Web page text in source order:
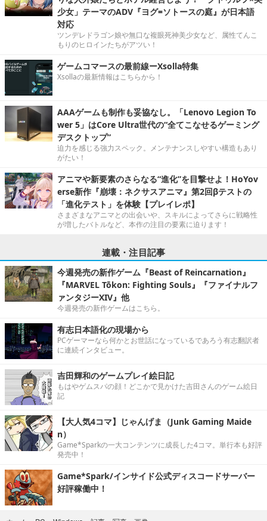
少女」テーマのADV『ヨグ=ソトースの庭』が日本語
対応
ツンデレドラゴン娘や無口な複眼死神美少女など、属性てんこ
もりのヒロインたちがアツい！
ゲームコマースの最前線ーXsolla特集
Xsollaの最新情報はこちらから！
AAAゲームも制作も妥協なし。「Lenovo Legion To
wer 5」はCore Ultra世代の“全てこなせるゲーミング
デスクトップ”
迫力を感じる強力スペック。メンテナンスしやすい構造もあり
がたい！
アニマや新要素のさらなる“進化”を目撃せよ！HoYov
erse新作『崩壊：ネクサスアニマ』第2回βテストの
「進化テスト」を体験【プレイレポ】
さまざまなアニマとの出会いや、スキルによってさらに戦略性
が増したバトルなど、本作の注目の要素に迫ります！
連載・注目記事
今週発売の新作ゲーム『Beast of Reincarnation』
『MARVEL Tōkon: Fighting Souls』『ファイナルフ
ァンタジーXIV』他
今週発売の新作ゲームはこちら。
有志日本語化の現場から
PCゲーマーなら何かとお世話になっているであろう有志翻訳者
に連続インタビュー。
吉田輝和のゲームプレイ絵日記
もはやゲムスパの顔！どこかで見かけた吉田さんのゲーム絵日
記
【大人気4コマ】じゃんげま（Junk Gaming Maide
n）
Game*Sparkの一大コンテンツに成長した4コマ。単行本も好評
発売中！
Game*Spark/インサイド公式ディスコードサーバー
好評稼働中！